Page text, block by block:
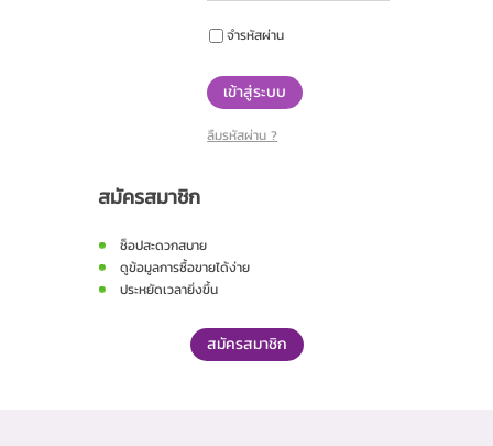
จำรหัสผ่าน
เข้าสู่ระบบ
ลืมรหัสผ่าน ?
สมัครสมาชิก
ช็อปสะดวกสบาย
ดูข้อมูลการซื้อขายได้ง่าย
ประหยัดเวลายิ่งขึ้น
สมัครสมาชิก